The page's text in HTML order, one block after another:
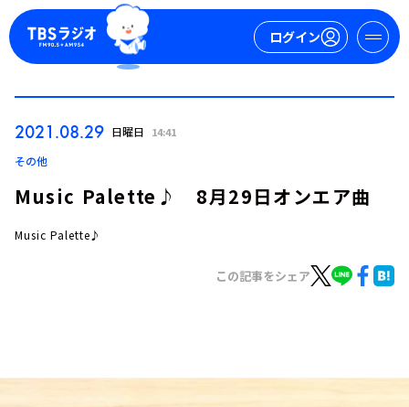
ログイン
トピックス
2021.08.29 日曜日 14:41
その他
Music Palette♪ 8月29日オンエア曲
Music Palette♪
この記事をシェア